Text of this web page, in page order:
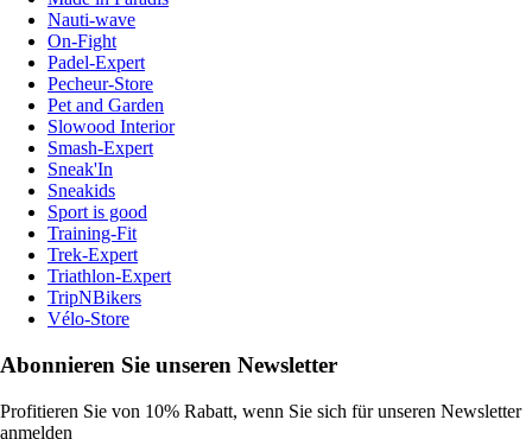
Nauti-wave
On-Fight
Padel-Expert
Pecheur-Store
Pet and Garden
Slowood Interior
Smash-Expert
Sneak'In
Sneakids
Sport is good
Training-Fit
Trek-Expert
Triathlon-Expert
TripNBikers
Vélo-Store
Abonnieren Sie unseren Newsletter
Profitieren Sie von 10% Rabatt, wenn Sie sich für unseren Newsletter
anmelden